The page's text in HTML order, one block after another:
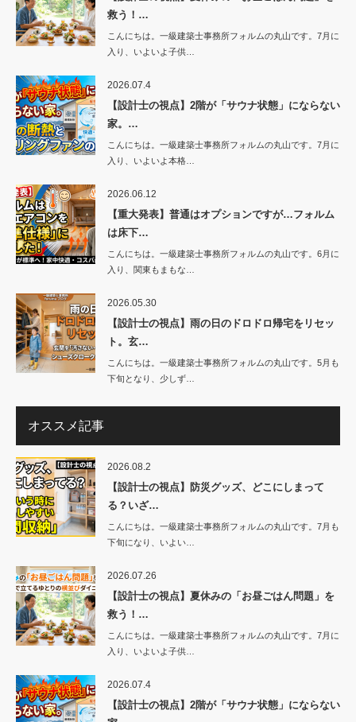
救う！…
こんにちは。一級建築士事務所フォルムの丸山です。7月に
入り、いよいよ子供…
2026.07.4
【設計士の視点】2階が「サウナ状態」にならない
家。…
こんにちは。一級建築士事務所フォルムの丸山です。7月に
入り、いよいよ本格…
2026.06.12
【重大発表】普通はオプションですが…フォルム
は床下…
こんにちは。一級建築士事務所フォルムの丸山です。6月に
入り、関東もまもな…
2026.05.30
【設計士の視点】雨の日のドロドロ帰宅をリセッ
ト。玄…
こんにちは。一級建築士事務所フォルムの丸山です。5月も
下旬となり、少しず…
オススメ記事
2026.08.2
【設計士の視点】防災グッズ、どこにしまって
る？いざ…
こんにちは。一級建築士事務所フォルムの丸山です。7月も
下旬になり、いよい…
2026.07.26
【設計士の視点】夏休みの「お昼ごはん問題」を
救う！…
こんにちは。一級建築士事務所フォルムの丸山です。7月に
入り、いよいよ子供…
2026.07.4
【設計士の視点】2階が「サウナ状態」にならない